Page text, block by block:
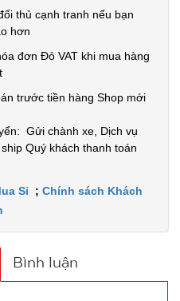
thủ cạnh tranh nếu bạn
hơn
đơn Đỏ VAT khi mua hàng
trước tiền hàng Shop mới
Gửi chành xe, Dịch vụ
Quý khách thanh toán
Sỉ ; Chính sách Khách
Bình luận